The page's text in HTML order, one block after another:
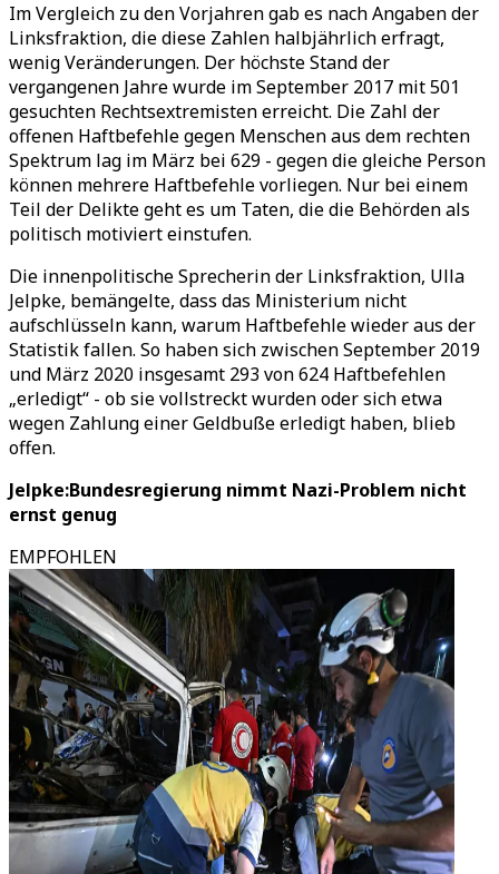
Im Vergleich zu den Vorjahren gab es nach Angaben der
Linksfraktion, die diese Zahlen halbjährlich erfragt,
wenig Veränderungen. Der höchste Stand der
vergangenen Jahre wurde im September 2017 mit 501
gesuchten Rechtsextremisten erreicht. Die Zahl der
offenen Haftbefehle gegen Menschen aus dem rechten
Spektrum lag im März bei 629 - gegen die gleiche Person
können mehrere Haftbefehle vorliegen. Nur bei einem
Teil der Delikte geht es um Taten, die die Behörden als
politisch motiviert einstufen.
Die innenpolitische Sprecherin der Linksfraktion, Ulla
Jelpke, bemängelte, dass das Ministerium nicht
aufschlüsseln kann, warum Haftbefehle wieder aus der
Statistik fallen. So haben sich zwischen September 2019
und März 2020 insgesamt 293 von 624 Haftbefehlen
„erledigt“ - ob sie vollstreckt wurden oder sich etwa
wegen Zahlung einer Geldbuße erledigt haben, blieb
offen.
Jelpke:Bundesregierung nimmt Nazi-Problem nicht
ernst genug
EMPFOHLEN